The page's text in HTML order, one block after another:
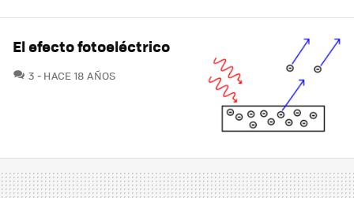
El efecto fotoeléctrico
3 COMENTARIOS
HACE 18 AÑOS